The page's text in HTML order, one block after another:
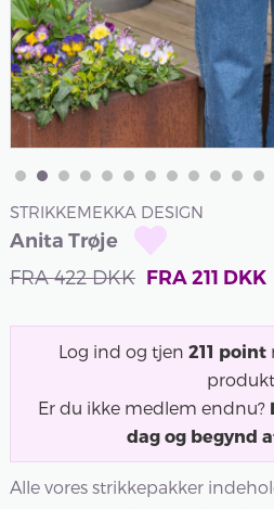
STRIKKEMEKKA DESIGN
Anita Trøje
FRA 422DKK FRA211 DKK
Log ind og tjen 211 point
Er du ikke medlem endnu?
dag og begynd
Alle vores strikkepakker